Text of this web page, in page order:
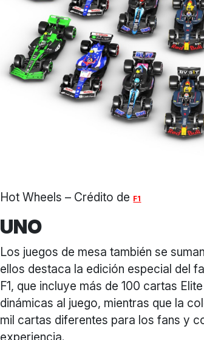
Hot Wheels – Crédito de F1
UNO
Los juegos de mesa también se
ellos destaca la edición especial del
F1, que incluye más de 100 cartas
dinámicas al juego, mientras que la
mil cartas diferentes para los fans y
experiencia.